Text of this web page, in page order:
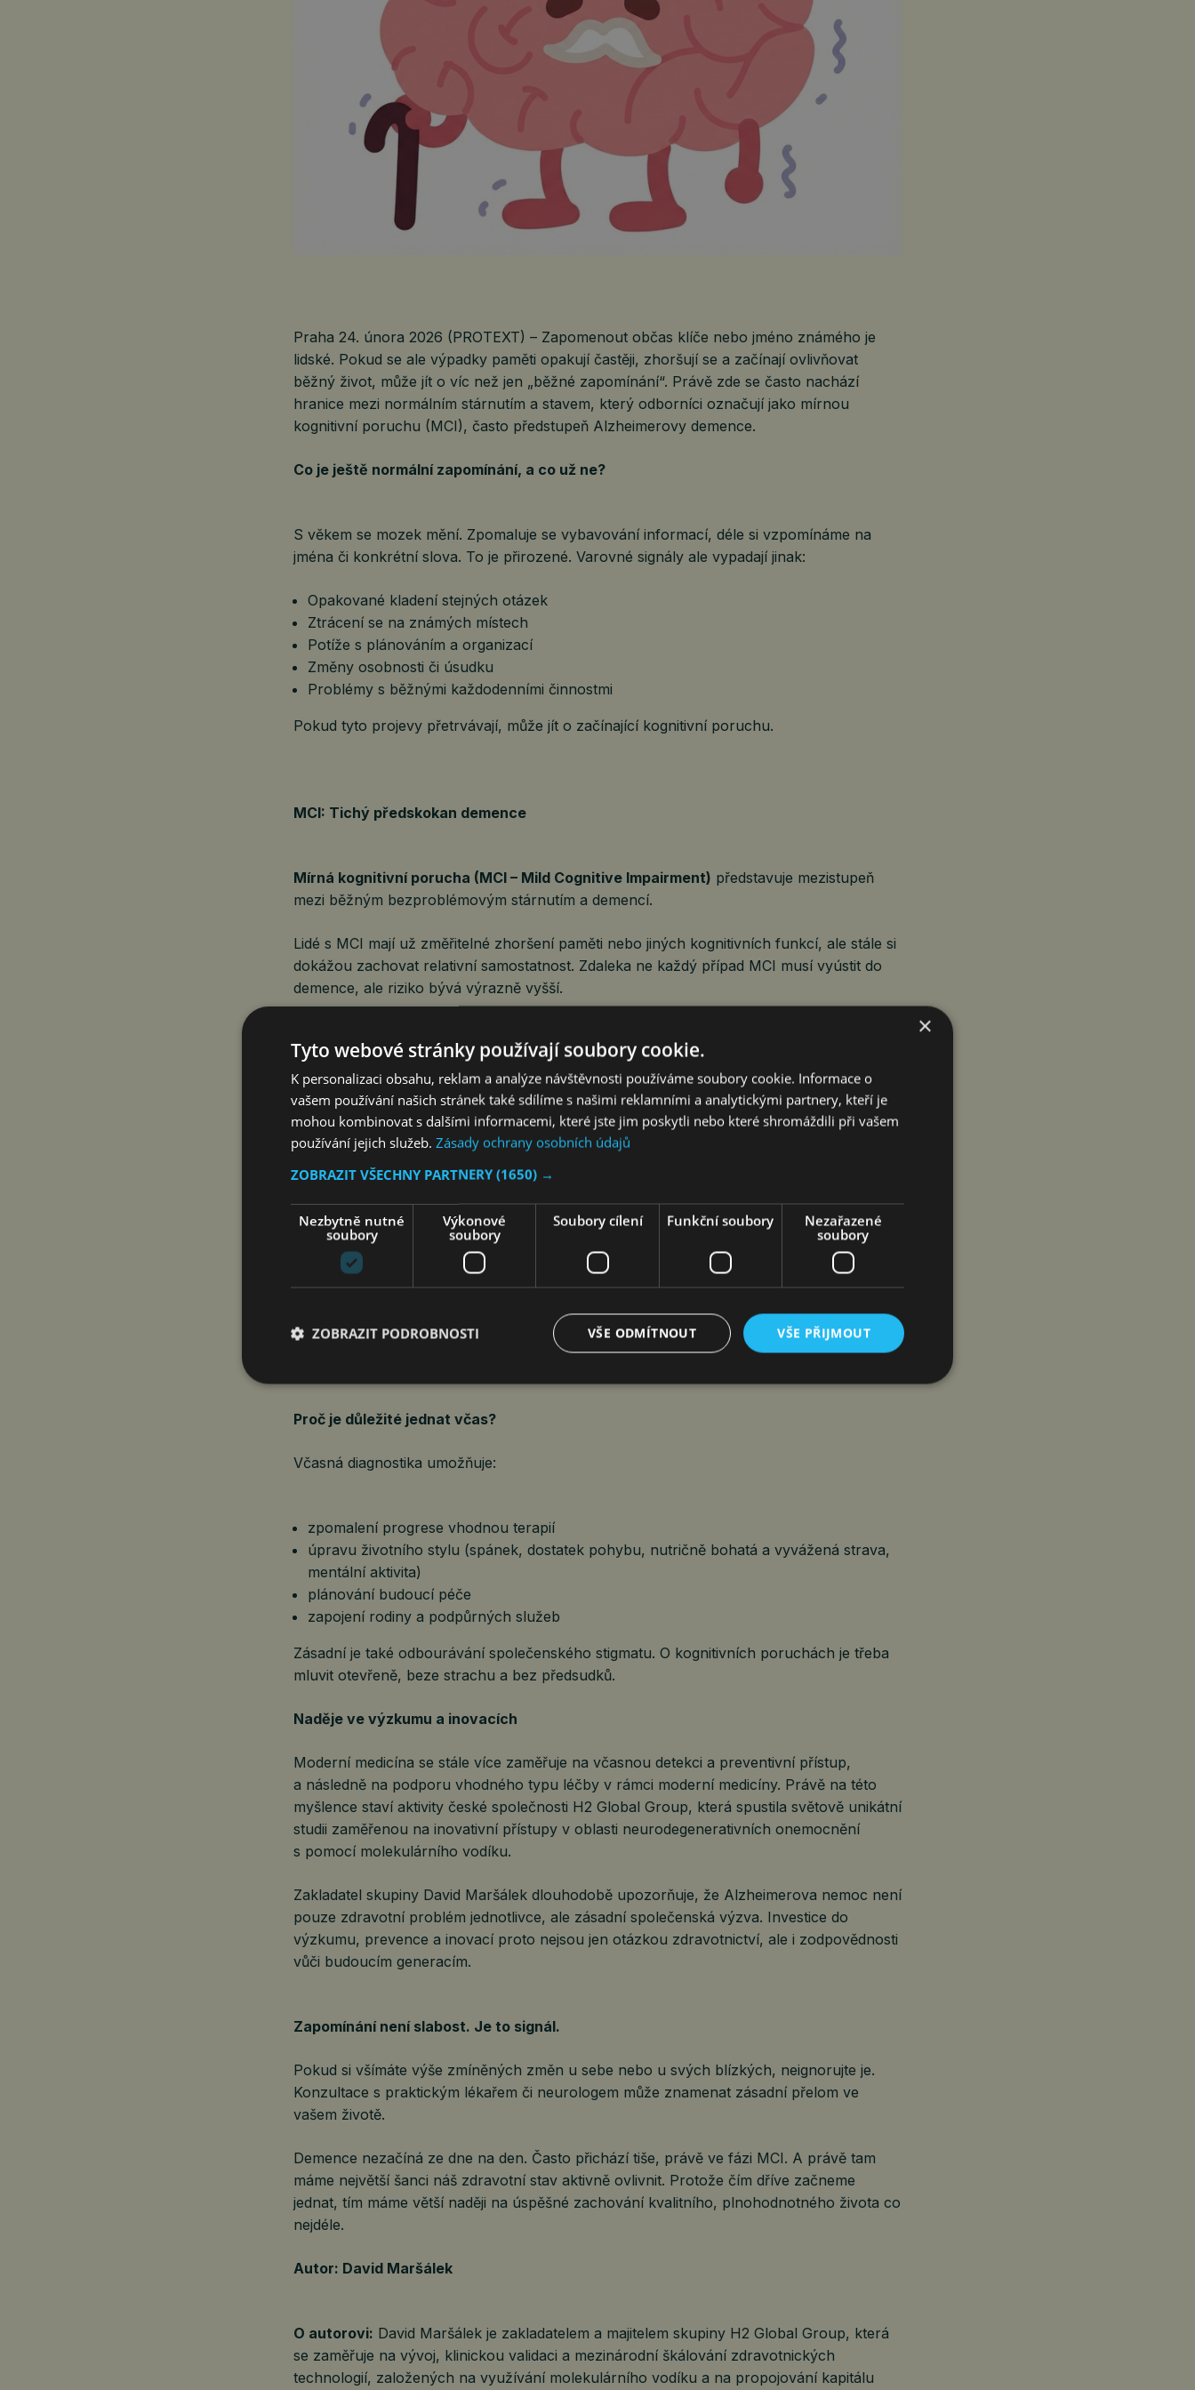
Praha 24. února 2026 (PROTEXT) – Zapomenout občas klíče nebo jméno známého je
lidské. Pokud se ale výpadky paměti opakují častěji, zhoršují se a začínají ovlivňovat
běžný život, může jít o víc než jen „běžné zapomínání“. Právě zde se často nachází
hranice mezi normálním stárnutím a stavem, který odborníci označují jako mírnou
kognitivní poruchu (MCI), často předstupeň Alzheimerovy demence.
Co je ještě normální zapomínání, a co už ne?
S věkem se mozek mění. Zpomaluje se vybavování informací, déle si vzpomínáme na
jména či konkrétní slova. To je přirozené. Varovné signály ale vypadají jinak:
Opakované kladení stejných otázek
Ztrácení se na známých místech
Potíže s plánováním a organizací
Změny osobnosti či úsudku
Problémy s běžnými každodenními činnostmi
Pokud tyto projevy přetrvávají, může jít o začínající kognitivní poruchu.
MCI: Tichý předskokan demence
Mírná kognitivní porucha (MCI – Mild Cognitive Impairment) představuje mezistupeň
mezi běžným bezproblémovým stárnutím a demencí.
Lidé s MCI mají už změřitelné zhoršení paměti nebo jiných kognitivních funkcí, ale stále si
dokážou zachovat relativní samostatnost. Zdaleka ne každý případ MCI musí vyústit do
demence, ale riziko bývá výrazně vyšší.
několika málo let rozvíjí v Alzheimerovu nemoc nebo jiný typ demence. Právě proto je
včasné rozpoznání klíčové.
Jak demence vzniká?
Demence není jedna nemoc, ale souhrnný název pro skupinu onemocnění, která vedou
k postupnému úbytku mozkových buněk. U Alzheimerovy nemoci dochází k:
hromadění patologických bílkovin (amyloid beta a tau protein)
poškození spojení mezi neurony (synapse)
zmenšování určitých oblastí mozku (zejména hipokampu – centra paměti)
Proces začíná často mnoho let před prvními příznaky. To znamená, že když se objeví
Proč je důležité jednat včas?
Včasná diagnostika umožňuje:
zpomalení progrese vhodnou terapií
úpravu životního stylu (spánek, dostatek pohybu, nutričně bohatá a vyvážená strava,
mentální aktivita)
plánování budoucí péče
zapojení rodiny a podpůrných služeb
Zásadní je také odbourávání společenského stigmatu. O kognitivních poruchách je třeba
mluvit otevřeně, beze strachu a bez předsudků.
Naděje ve výzkumu a inovacích
Moderní medicína se stále více zaměřuje na včasnou detekci a preventivní přístup,
a následně na podporu vhodného typu léčby v rámci moderní medicíny. Právě na této
myšlence staví aktivity české společnosti H2 Global Group, která spustila světově unikátní
studii zaměřenou na inovativní přístupy v oblasti neurodegenerativních onemocnění
s pomocí molekulárního vodíku.
Zakladatel skupiny David Maršálek dlouhodobě upozorňuje, že Alzheimerova nemoc není
pouze zdravotní problém jednotlivce, ale zásadní společenská výzva. Investice do
výzkumu, prevence a inovací proto nejsou jen otázkou zdravotnictví, ale i zodpovědnosti
vůči budoucím generacím.
Zapomínání není slabost. Je to signál.
Pokud si všímáte výše zmíněných změn u sebe nebo u svých blízkých, neignorujte je.
Konzultace s praktickým lékařem či neurologem může znamenat zásadní přelom ve
vašem životě.
Demence nezačíná ze dne na den. Často přichází tiše, právě ve fázi MCI. A právě tam
máme největší šanci náš zdravotní stav aktivně ovlivnit. Protože čím dříve začneme
jednat, tím máme větší naději na úspěšné zachování kvalitního, plnohodnotného života co
nejdéle.
Autor: David Maršálek
O autorovi: David Maršálek je zakladatelem a majitelem skupiny H2 Global Group, která
se zaměřuje na vývoj, klinickou validaci a mezinárodní škálování zdravotnických
technologií, založených na využívání molekulárního vodíku a na propojování kapitálu
×
Tyto webové stránky používají soubory cookie.
K personalizaci obsahu, reklam a analýze návštěvnosti používáme soubory cookie. Informace o
vašem používání našich stránek také sdílíme s našimi reklamními a analytickými partnery, kteří je
mohou kombinovat s dalšími informacemi, které jste jim poskytli nebo které shromáždili při vašem
používání jejich služeb. Zásady ochrany osobních údajů
ZOBRAZIT VŠECHNY PARTNERY (1650) →
Nezbytně nutné
soubory
Výkonové
soubory
Soubory cílení Funkční soubory
Nezařazené
soubory
VŠE PŘIJMOUT
VŠE ODMÍTNOUT
ZOBRAZIT PODROBNOSTI